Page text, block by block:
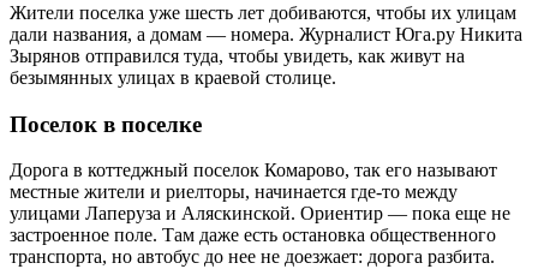
Жители поселка уже шесть лет добиваются, чтобы их улицам
дали названия, а домам — номера. Журналист Юга.ру Никита
Зырянов отправился туда, чтобы увидеть, как живут на
безымянных улицах в краевой столице.
Поселок в поселке
Дорога в коттеджный поселок Комарово, так его называют
местные жители и риелторы, начинается где-то между
улицами Лаперуза и Аляскинской. Ориентир — пока еще не
застроенное поле. Там даже есть остановка общественного
транспорта, но автобус до нее не доезжает: дорога разбита.